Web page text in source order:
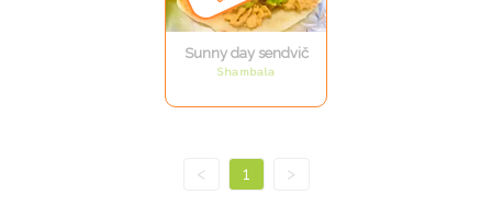
Sunny day sendvič
Shambala
< 1 >